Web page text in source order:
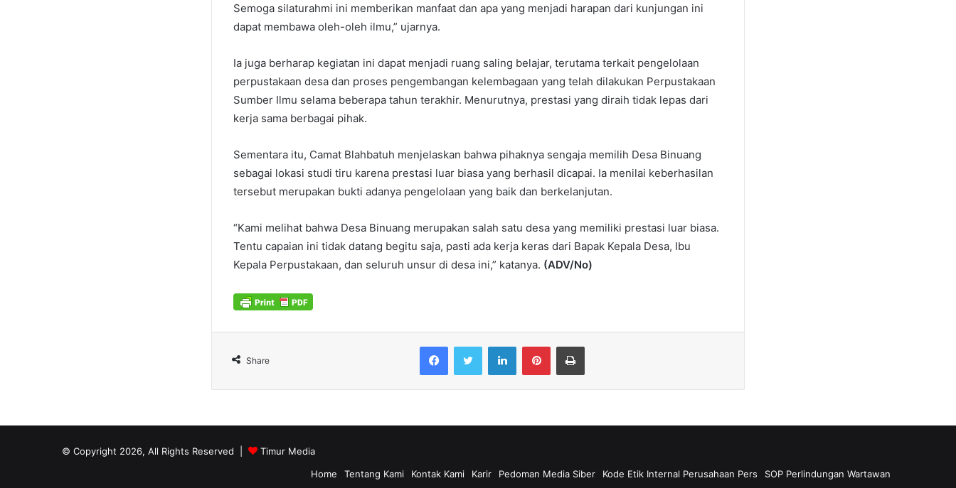
Semoga silaturahmi ini memberikan manfaat dan apa yang menjadi harapan dari kunjungan ini
dapat membawa oleh-oleh ilmu,” ujarnya.
Ia juga berharap kegiatan ini dapat menjadi ruang saling belajar, terutama terkait pengelolaan
perpustakaan desa dan proses pengembangan kelembagaan yang telah dilakukan Perpustakaan
Sumber Ilmu selama beberapa tahun terakhir. Menurutnya, prestasi yang diraih tidak lepas dari
kerja sama berbagai pihak.
Sementara itu, Camat Blahbatuh menjelaskan bahwa pihaknya sengaja memilih Desa Binuang
sebagai lokasi studi tiru karena prestasi luar biasa yang berhasil dicapai. Ia menilai keberhasilan
tersebut merupakan bukti adanya pengelolaan yang baik dan berkelanjutan.
“Kami melihat bahwa Desa Binuang merupakan salah satu desa yang memiliki prestasi luar biasa.
Tentu capaian ini tidak datang begitu saja, pasti ada kerja keras dari Bapak Kepala Desa, Ibu
Kepala Perpustakaan, dan seluruh unsur di desa ini,” katanya. (ADV/No)
Share
FacebookTwitter LinkedInPinterestPrint
© Copyright 2026, All Rights Reserved |
Timur Media
Home
Tentang Kami Kontak Kami Karir Pedoman Media Siber Kode Etik Internal Perusahaan Pers SOP Perlindungan Wartawan